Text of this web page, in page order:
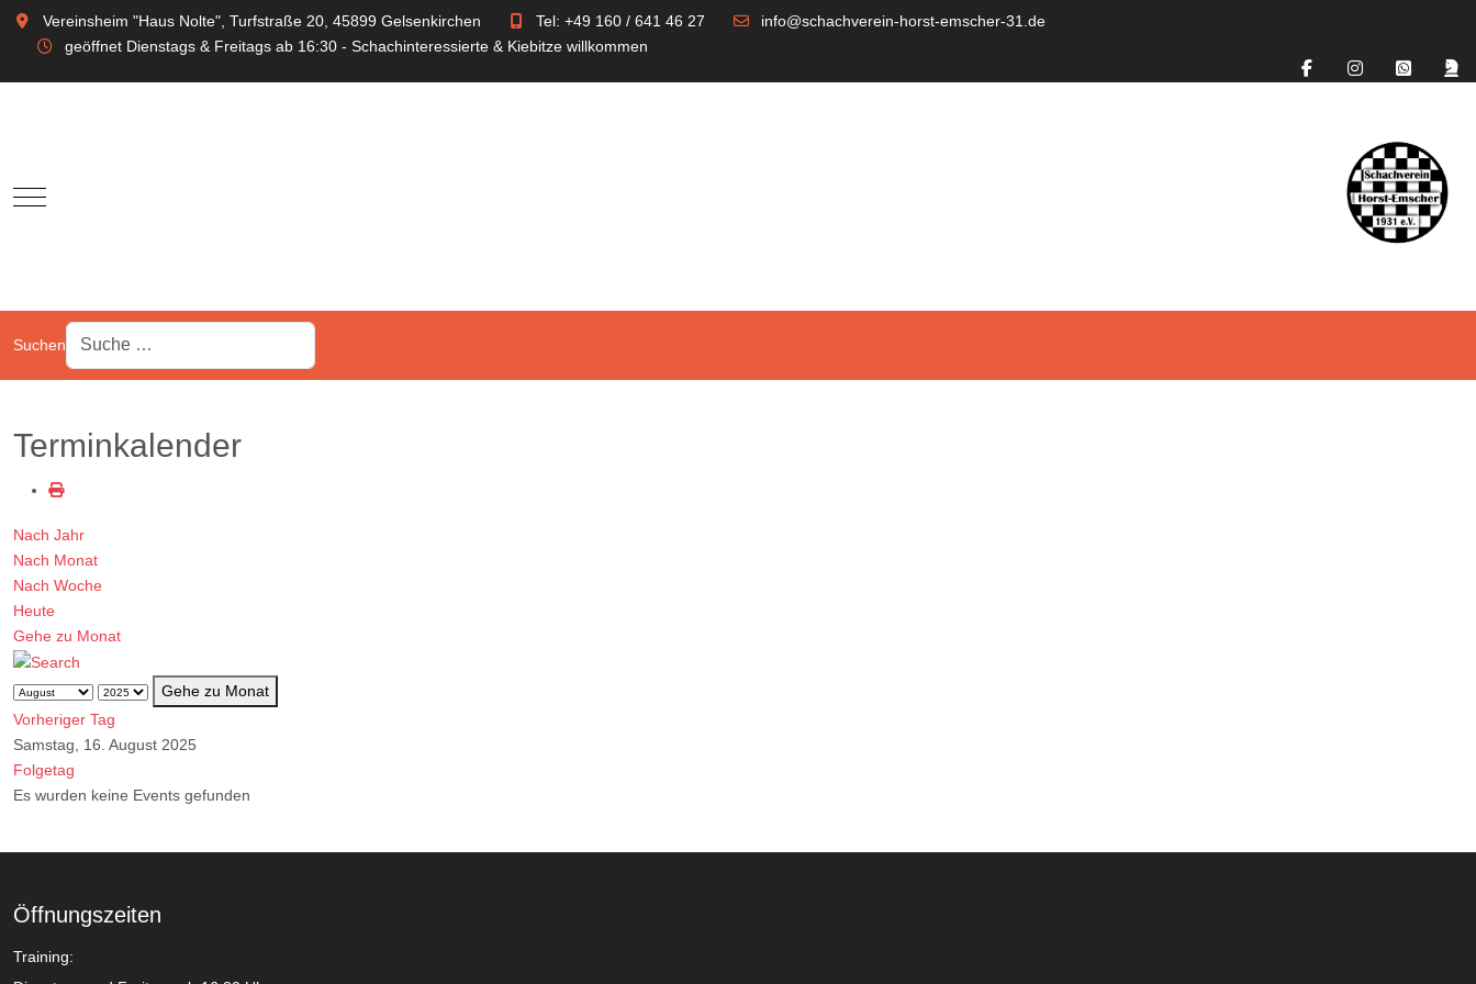
Vereinsheim "Haus Nolte", Turfstraße 20, 45899 Gelsenkirchen Tel: +49 160 / 641 46 27
info@schachverein-horst-emscher-31.de
geöffnet Dienstags & Freitags ab 16:30 - Schachinteressierte & Kiebitze willkommen
Mobile Menu Toggle
Suchen
Terminkalender
Nach Jahr
Nach Monat
Nach Woche
Heute
Gehe zu Monat
Gehe zu Monat
Vorheriger Tag
Samstag, 16. August 2025
Folgetag
Es wurden keine Events gefunden
Öffnungszeiten
Training: